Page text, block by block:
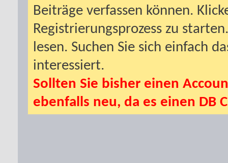
Beiträge verfassen können.
Registrierungsprozess zu
lesen. Suchen Sie sich einfach
interessiert.
Sollten Sie bisher einen
ebenfalls neu, da es einen DB